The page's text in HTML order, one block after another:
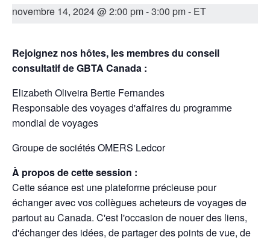
novembre 14, 2024 @ 2:00 pm-3:00 pm- ET
Rejoignez nos hôtes, les membres du conseil
consultatif de GBTA Canada :
Elizabeth Oliveira Bertie Fernandes
Responsable des voyages d'affaires du programme
mondial de voyages
Groupe de sociétés OMERS Ledcor
À propos de cette session :
Cette séance est une plateforme précieuse pour
échanger avec vos collègues acheteurs de voyages de
partout au Canada. C'est l'occasion de nouer des liens,
d'échanger des idées, de partager des points de vue, de